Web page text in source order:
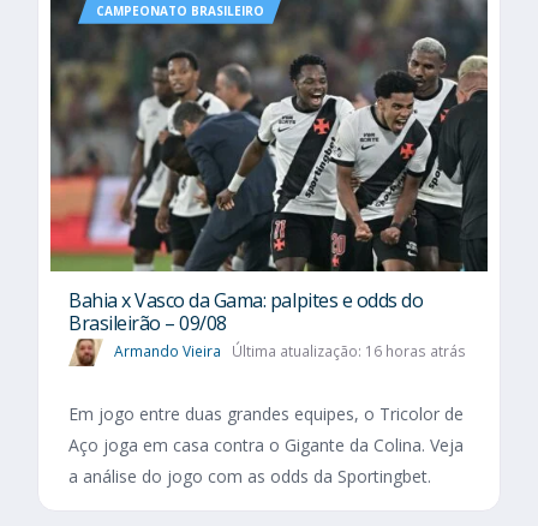
CAMPEONATO BRASILEIRO
Bahia x Vasco da Gama: palpites e odds do
Brasileirão – 09/08
Armando Vieira Última atualização: 16 horas atrás
Em jogo entre duas grandes equipes, o Tricolor de
Aço joga em casa contra o Gigante da Colina. Veja
a análise do jogo com as odds da Sportingbet.